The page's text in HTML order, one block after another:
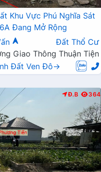
Khu Vực Phú Nghĩa Sát
Đang Mở Rộng
Đất Thổ Cư
Giao Thông Thuận Tiện
Đất Ven Đô→
Đ.B 364